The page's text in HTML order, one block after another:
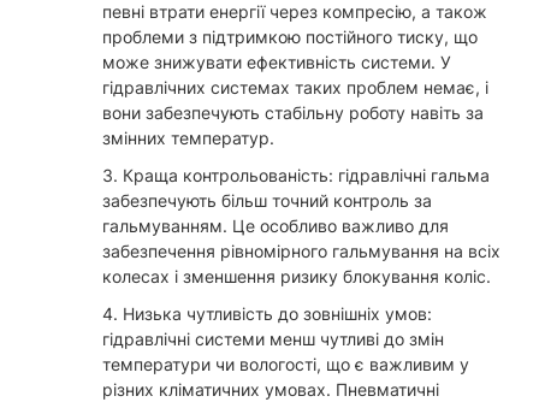
певні втрати енергії через компресію, а також
проблеми з підтримкою постійного тиску, що
може знижувати ефективність системи. У
гідравлічних системах таких проблем немає, і
вони забезпечують стабільну роботу навіть за
змінних температур.
3. Краща контрольованість: гідравлічні гальма
забезпечують більш точний контроль за
гальмуванням. Це особливо важливо для
забезпечення рівномірного гальмування на всіх
колесах і зменшення ризику блокування коліс.
4. Низька чутливість до зовнішніх умов:
гідравлічні системи менш чутливі до змін
температури чи вологості, що є важливим у
різних кліматичних умовах. Пневматичні